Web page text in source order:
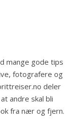
mange gode tips
fotografere og
deler
andre skal bli
fra nær og fjern.